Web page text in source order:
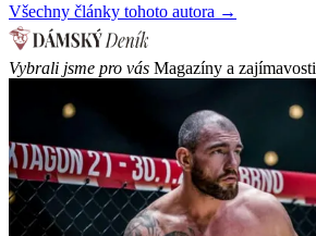
Všechny články tohoto autora →
Vybrali jsme pro vás Magazíny a zajímavosti